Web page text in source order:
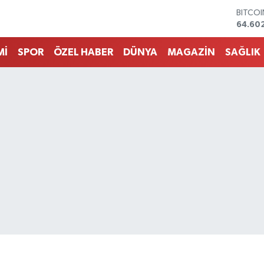
EURO
SPOR ÖZEL HABER DÜNYA MAGAZİN SAĞLIK